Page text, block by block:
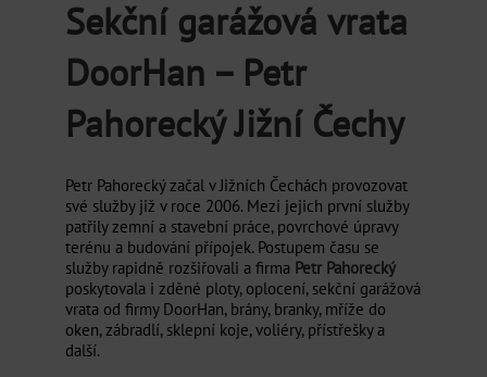
Sekční garážová vrata
DoorHan – Petr
Pahorecký Jižní Čechy
Petr Pahorecký začal v Jižních Čechách provozovat
své služby již v roce 2006. Mezi jejich první služby
patřily zemní a stavební práce, povrchové úpravy
terénu a budování přípojek. Postupem času se
služby rapidně rozšiřovali a firma Petr Pahorecký
poskytovala i zděné ploty, oplocení, sekční garážová
vrata od firmy DoorHan, brány, branky, mříže do
oken, zábradlí, sklepní koje, voliéry, přístřešky a
další.